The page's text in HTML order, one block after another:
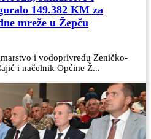
149.382 KM za
mreže u Žepču
i vodoprivredu Zeničko-
i načelnik Općine Ž...